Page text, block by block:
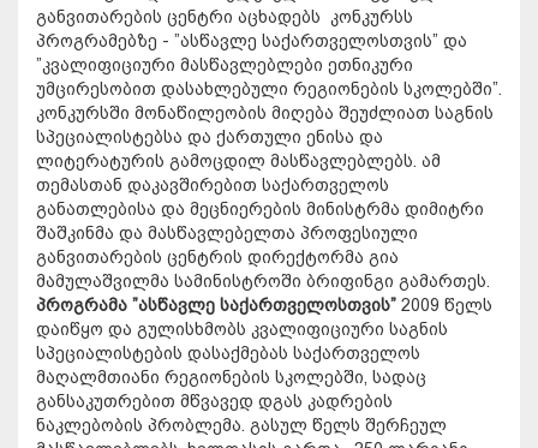
განვითარების ცენტრი აცხადებს კონკურსს
პროგრამებზე - ”ასწავლე საქართველოსთვის” და
”კვალიფიციური მასწავლებლები ეთნიკური
უმცირესობით დასახლებული რეგიონების სკოლებში”.
კონკურსში მონაწილეობის მიღება შეუძლიათ საგნის
სპეციალისტებსა და ქართული ენისა და
ლიტერატურის გამოცდილ მასწავლებლებს. ამ
თემასთან დაკავშირებით საქართველოს
განათლებისა და მეცნიერების მინისტრმა დიმიტრი
შაშკინმა და მასწავლებელთა პროფესიული
განვითარების ცენტრის დირექტორმა გია
მამულაშვილმა სამინისტროში ბრიფინგი გამართეს.
პროგრამა ”ასწავლე საქართველოსთვის” 2009 წელს
დაიწყო და გულისხმობს კვალიფიციური საგნის
სპეციალისტების დასაქმებას საქართველოს
მაღალმთიანი რეგიონების სკოლებში, სადაც
განსაკუთრებით მწვავედ დგას კადრების
ნაკლებობის პრობლემა. გასულ წელს შერჩეულ